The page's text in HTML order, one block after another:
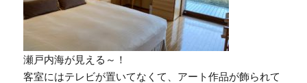
瀬戸内海が見える～！
客室にはテレビが置いてなくて、アート作品が飾られて